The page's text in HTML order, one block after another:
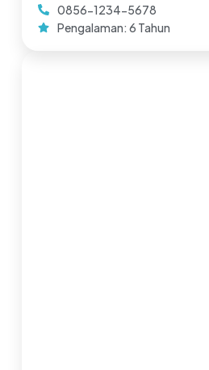
0856-1234-5678
Pengalaman: 6 Tahun